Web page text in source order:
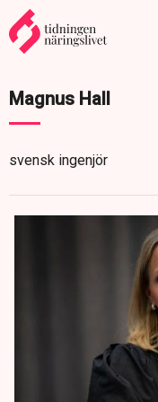
Magnus Hall
svensk ingenjör